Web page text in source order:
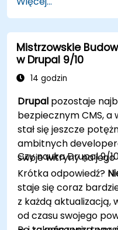
poprawić
WordPress.
Tworzyć i
typami postów w
Tworzyć strony
podstawowym,
Używać
dostosowywania
Implementować
chleba dla stron
Stosować dobre
stron
projektowaniu
Optymalizować
kątem SEO i
Mistrzowskie
w Drupal 9/10
14 godzin
Drupal pozostaje
bezpiecznym CMS, a
stał się jeszcze
ambitnych
swoje witryny na
Czy nauka Drupal 9/
Krótka odpowiedź?
staje się coraz
z każdą aktualizacją,
od czasu swojego